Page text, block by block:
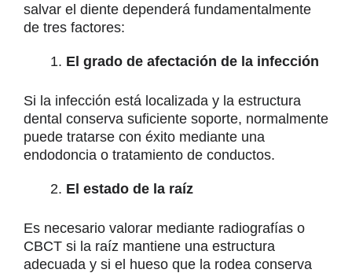
salvar el diente dependerá fundamentalmente
de tres factores:
El grado de afectación de la infección
Si la infección está localizada y la estructura
dental conserva suficiente soporte, normalmente
puede tratarse con éxito mediante una
endodoncia o tratamiento de conductos.
El estado de la raíz
Es necesario valorar mediante radiografías o
CBCT si la raíz mantiene una estructura
adecuada y si el hueso que la rodea conserva